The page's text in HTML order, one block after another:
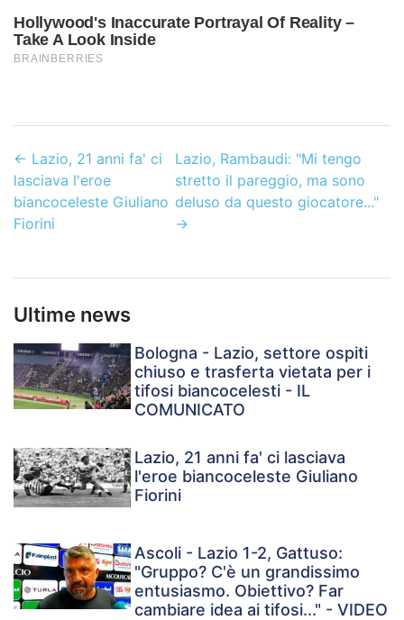
← Lazio, 21 anni fa' ci
lasciava l'eroe
biancoceleste Giuliano
Fiorini
Lazio, Rambaudi: "Mi tengo
stretto il pareggio, ma sono
deluso da questo giocatore..."
→
Ultime news
Bologna - Lazio, settore ospiti
chiuso e trasferta vietata per i
tifosi biancocelesti - IL
COMUNICATO
Lazio, 21 anni fa' ci lasciava
l'eroe biancoceleste Giuliano
Fiorini
Ascoli - Lazio 1-2, Gattuso:
"Gruppo? C'è un grandissimo
entusiasmo. Obiettivo? Far
cambiare idea ai tifosi..." - VIDEO